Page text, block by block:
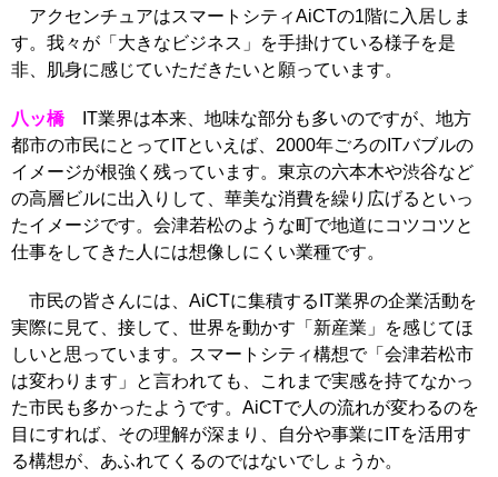
アクセンチュアはスマートシティAiCTの1階に入居しま
す。我々が「大きなビジネス」を手掛けている様子を是
非、肌身に感じていただきたいと願っています。
八ッ橋IT業界は本来、地味な部分も多いのですが、地方
都市の市民にとってITといえば、2000年ごろのITバブルの
イメージが根強く残っています。東京の六本木や渋谷など
の高層ビルに出入りして、華美な消費を繰り広げるといっ
たイメージです。会津若松のような町で地道にコツコツと
仕事をしてきた人には想像しにくい業種です。
市民の皆さんには、AiCTに集積するIT業界の企業活動を
実際に見て、接して、世界を動かす「新産業」を感じてほ
しいと思っています。スマートシティ構想で「会津若松市
は変わります」と言われても、これまで実感を持てなかっ
た市民も多かったようです。AiCTで人の流れが変わるのを
目にすれば、その理解が深まり、自分や事業にITを活用す
る構想が、あふれてくるのではないでしょうか。